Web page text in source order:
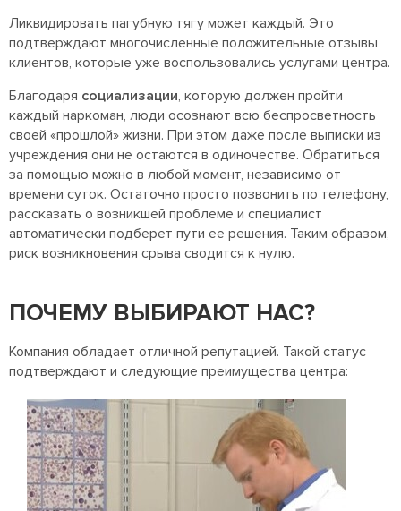
Ликвидировать пагубную тягу может каждый. Это
подтверждают многочисленные положительные отзывы
клиентов, которые уже воспользовались услугами центра.
Благодаря социализации, которую должен пройти
каждый наркоман, люди осознают всю беспросветность
своей «прошлой» жизни. При этом даже после выписки из
учреждения они не остаются в одиночестве. Обратиться
за помощью можно в любой момент, независимо от
времени суток. Остаточно просто позвонить по телефону,
рассказать о возникшей проблеме и специалист
автоматически подберет пути ее решения. Таким образом,
риск возникновения срыва сводится к нулю.
ПОЧЕМУ ВЫБИРАЮТ НАС?
Компания обладает отличной репутацией. Такой статус
подтверждают и следующие преимущества центра: